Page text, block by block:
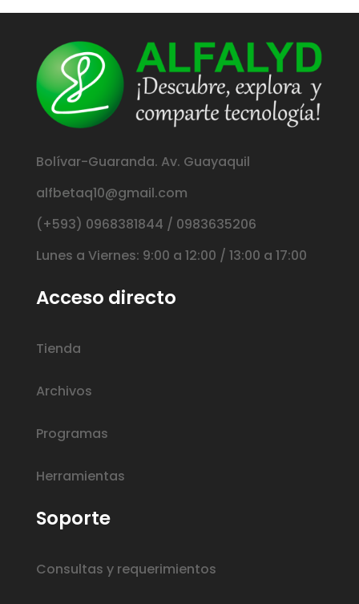
Bolívar-Guaranda. Av. Guayaquil
alfbetaq10@gmail.com
(+593) 0968381844 / 0983635206
Lunes a Viernes: 9:00 a 12:00 / 13:00 a 17:00
Acceso directo
Tienda
Archivos
Programas
Herramientas
Soporte
Consultas y requerimientos